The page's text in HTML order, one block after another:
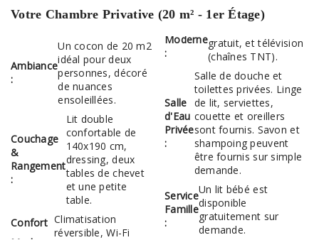
Votre Chambre Privative (20 m² - 1er Étage)
Ambiance
:
Un cocon de 20 m2
idéal pour deux
personnes, décoré
de nuances
ensoleillées.
Couchage
&
Rangement
:
Lit double
confortable de
140x190 cm,
dressing, deux
tables de chevet
et une petite
table.
Confort
Moderne
:
Climatisation
réversible, Wi-Fi
gratuit, et télévision
(chaînes TNT).
Salle
d'Eau
Privée
:
Salle de douche et
toilettes privées. Linge
de lit, serviettes,
couette et oreillers
sont fournis. Savon et
shampoing peuvent
être fournis sur simple
demande.
Service
Famille
:
Un lit bébé est
disponible
gratuitement sur
demande.